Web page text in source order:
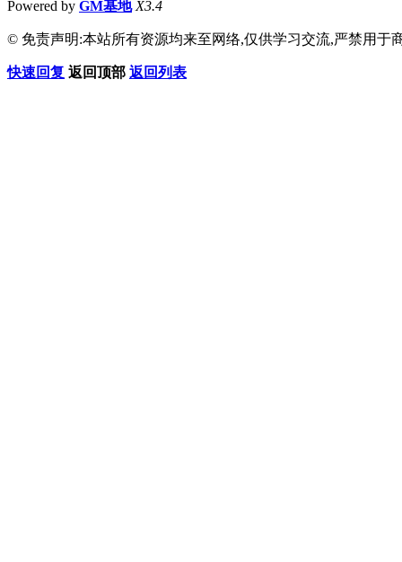
Powered by GM基地 X3.4
© 免责声明:本站所有资源均来至网络,仅供学习交流,严禁用于
快速回复 返回顶部 返回列表